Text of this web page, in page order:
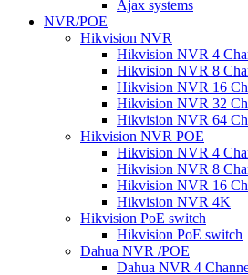
Ajax systems
NVR/POE
Hikvision NVR
Hikvision NVR 4
Hikvision NVR 8
Hikvision NVR 16
Hikvision NVR 32
Hikvision NVR 64
Hikvision NVR POE
Hikvision NVR 4
Hikvision NVR 8
Hikvision NVR 16
Hikvision NVR 4K
Hikvision PoE switch
Hikvision PoE switch
Dahua NVR /POE
Dahua NVR 4